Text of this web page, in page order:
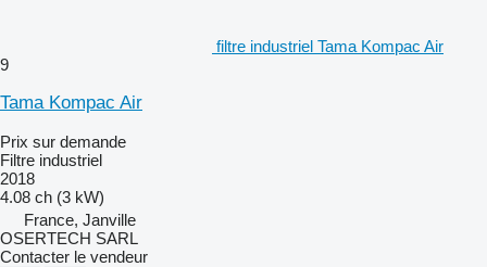
filtre industriel Tama Kompac Air
9
Tama Kompac Air
Prix sur demande
Filtre industriel
2018
4.08 ch (3 kW)
France, Janville
OSERTECH SARL
Contacter le vendeur